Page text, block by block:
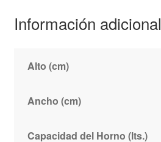
Información adicional
Alto (cm)
Ancho (cm)
Capacidad del Horno (lts.)